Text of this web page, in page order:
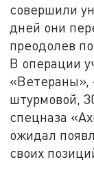
совершили
дней они
преодолев
В операции
«Ветераны»,
штурмовой,
спецназа
ожидал
своих